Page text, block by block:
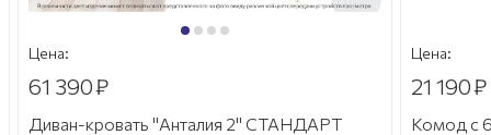
Цена:
61 390₽
Диван-кровать "Анталия 2" СТАНДАРТ
Цена:
21 190₽
Комод с